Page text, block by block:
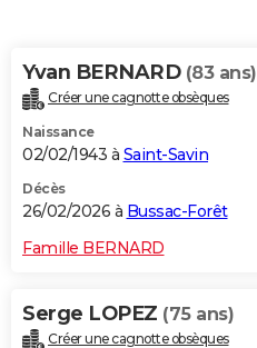
Alimentation
Guide de la santé
Maladies
Médicaments
Sommeil
VOYAGE
Destinations
City break
Voyage nature
Voyage de noces
Forum
Climat
+PHOTO
GUIDES D'ACHAT
BONS PLANS
CARTE DE VOEUX
Dictionnaire
Biographies
Citations
Expressions
Proverbes
PROGRAMME TV
Yvan BERNARD (83 ans)
Créer une cagnotte obsèques
Naissance
02/02/1943 à Saint-Savin
Décès
26/02/2026 à Bussac-Forêt
Famille BERNARD
Serge LOPEZ (75 ans)
Créer une cagnotte obsèques